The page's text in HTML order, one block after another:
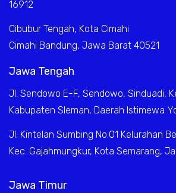
16912
Cibubur Tengah, Kota Cimahi
Cimahi Bandung, Jawa Barat 40521
Jawa Tengah
Jl. Sendowo E-F, Sendowo, Sinduadi,
Kabupaten Sleman, Daerah Istimewa
Jl. Kintelan Sumbing No.01 Kelurahan
Kec. Gajahmungkur, Kota Semarang,
Jawa Timur